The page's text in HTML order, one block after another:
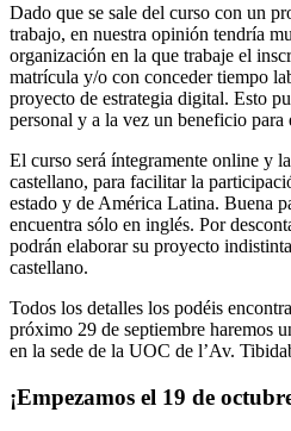
Dado que se sale del curso con un
trabajo, en nuestra opinión tendría
organización en la que trabaje el
matrícula y/o con conceder tiempo
proyecto de estrategia digital. Esto
personal y a la vez un beneficio
El curso será íntegramente online y
castellano, para facilitar la
estado y de América Latina. Buena
encuentra sólo en inglés. Por
podrán elaborar su proyecto
castellano.
Todos los detalles los podéis
próximo 29 de septiembre haremos
en la sede de la UOC de l’Av.
¡Empezamos el 19 de